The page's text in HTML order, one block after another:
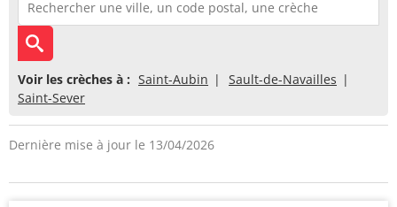
Voir les crèches à : Saint-Aubin
Sault-de-Navailles
Saint-Sever
Dernière mise à jour le 13/04/2026